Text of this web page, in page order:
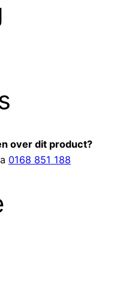
over dit product?
0168 851 188